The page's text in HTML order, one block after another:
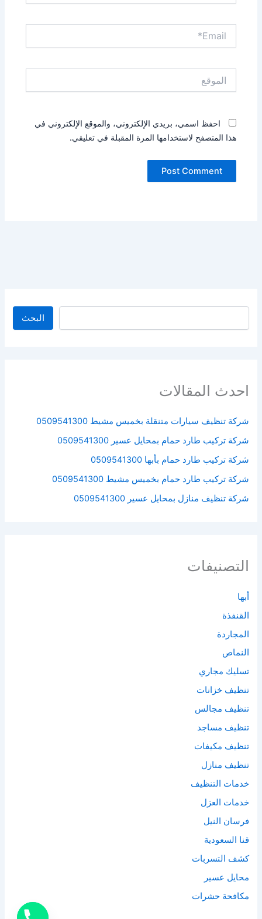
احفظ اسمي، بريدي الإلكتروني، والموقع الإلكتروني في
هذا المتصفح لاستخدامها المرة المقبلة في تعليقي.
البحث
احدث المقالات
شركة تنظيف سيارات متنقلة بخميس مشيط 0509541300
شركة تركيب طارد حمام بمحايل عسير 0509541300
شركة تركيب طارد حمام بأبها 0509541300
شركة تركيب طارد حمام بخميس مشيط 0509541300
شركة تنظيف منازل بمحايل عسير 0509541300
التصنيفات
أبها
القنفذة
المجاردة
النماص
تسليك مجاري
تنظيف خزانات
تنظيف مجالس
تنظيف مساجد
تنظيف مكيفات
تنظيف منازل
خدمات التنظيف
خدمات العزل
فرسان النيل
قنا السعودية
كشف التسربات
محايل عسير
مكافحة حشرات